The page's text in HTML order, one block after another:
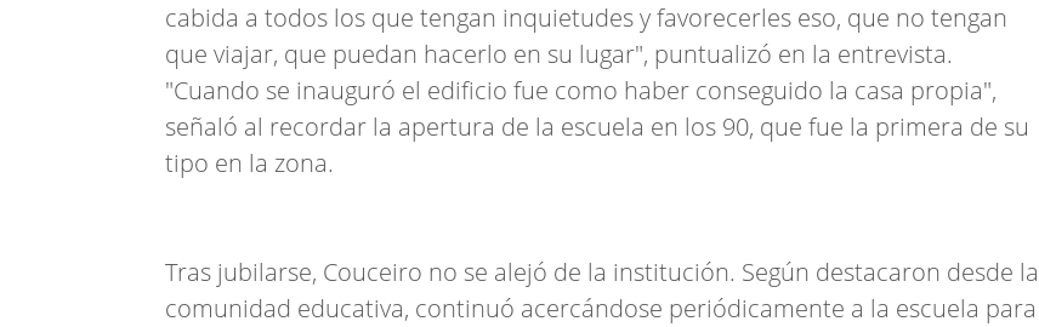
cabida a todos los que tengan inquietudes y favorecerles eso, que no tengan
que viajar, que puedan hacerlo en su lugar", puntualizó en la entrevista.
"Cuando se inauguró el edificio fue como haber conseguido la casa propia",
señaló al recordar la apertura de la escuela en los 90, que fue la primera de su
tipo en la zona.
Tras jubilarse, Couceiro no se alejó de la institución. Según destacaron desde la
comunidad educativa, continuó acercándose periódicamente a la escuela para